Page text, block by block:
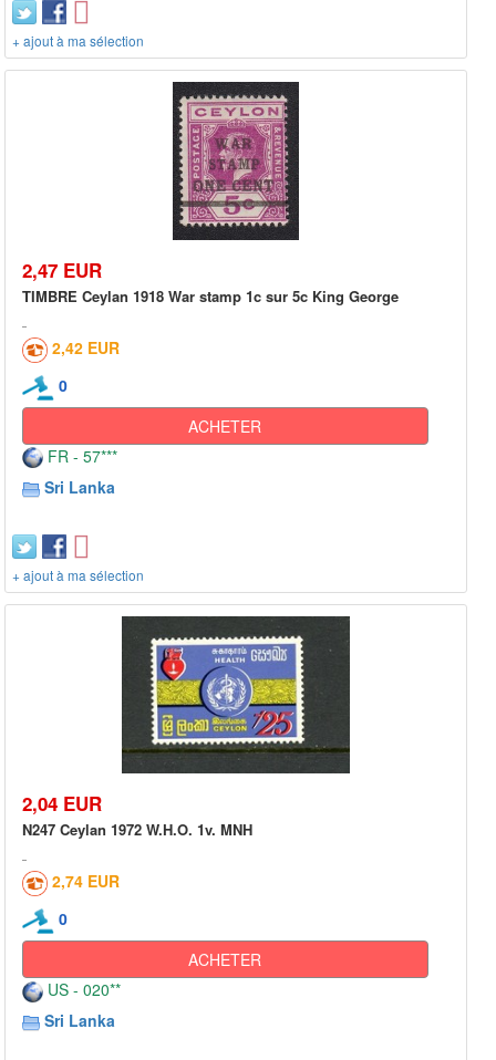
+ ajout à ma sélection
2,47 EUR
TIMBRE Ceylan 1918 War stamp 1c sur 5c King George
2,42 EUR
0
ACHETER
FR - 57***
Sri Lanka
+ ajout à ma sélection
2,04 EUR
N247 Ceylan 1972 W.H.O. 1v. MNH
2,74 EUR
0
ACHETER
US - 020**
Sri Lanka